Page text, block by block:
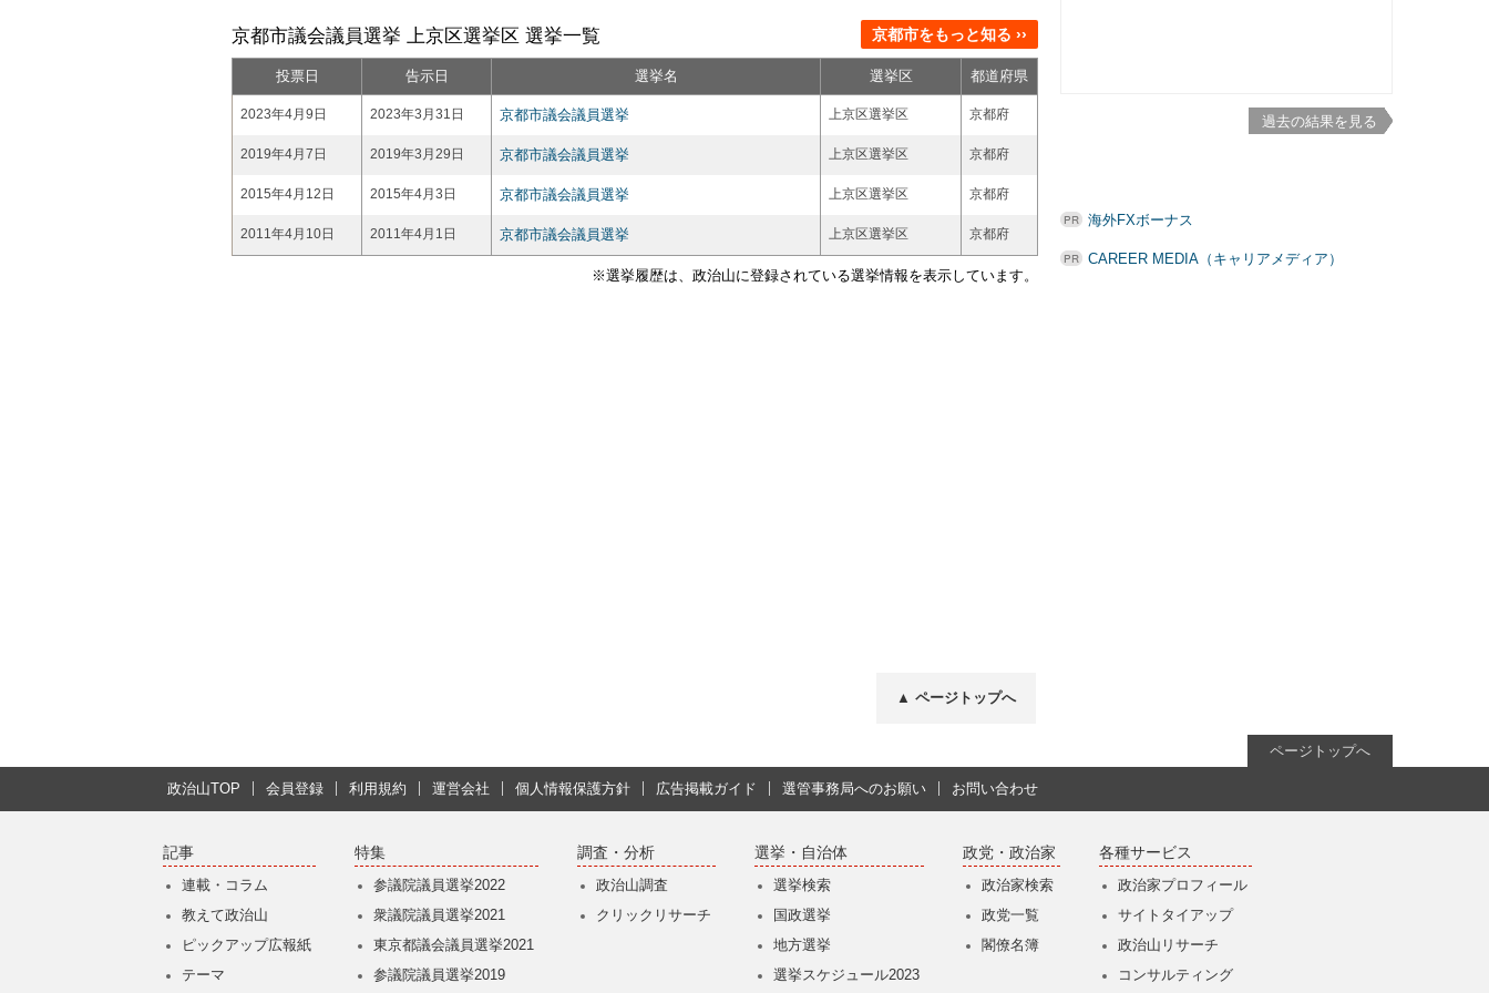
京都市議会議員選挙 上京区選挙区 選挙一覧 京都市をもっと知る ››
投票日 告示日 選挙名 選挙区 都道府県
2023年4月9日 2023年3月31日 京都市議会議員選挙 上京区選挙区 京都府
2019年4月7日 2019年3月29日 京都市議会議員選挙 上京区選挙区 京都府
2015年4月12日 2015年4月3日 京都市議会議員選挙 上京区選挙区 京都府
2011年4月10日 2011年4月1日 京都市議会議員選挙 上京区選挙区 京都府
※選挙履歴は、政治山に登録されている選挙情報を表示しています。
▲ ページトップへ
過去の結果を見る
海外FXボーナス
CAREER MEDIA（キャリアメディア）
ページトップへ
政治山TOP 会員登録 利用規約 運営会社 個人情報保護方針 広告掲載ガイド 選管事務局へのお願い お問い合わせ
記事
連載・コラム
教えて政治山
ピックアップ広報紙
テーマ
特集
参議院議員選挙2022
衆議院議員選挙2021
東京都議会議員選挙2021
参議院議員選挙2019
調査・分析
政治山調査
クリックリサーチ
選挙・自治体
選挙検索
国政選挙
地方選挙
選挙スケジュール2023
政党・政治家
政治家検索
政党一覧
閣僚名簿
各種サービス
政治家プロフィール
サイトタイアップ
政治山リサーチ
コンサルティング